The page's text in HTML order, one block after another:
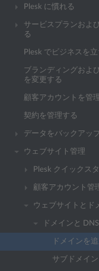
Plesk に慣れる
サービスプランおよ
る
Plesk でビジネスを
ブランディングおよ
を変更する
顧客アカウントを管
契約を管理する
データをバックアッ
ウェブサイト管理
Plesk クイックス
顧客アカウント管
ウェブサイトとド
ドメインと DNS
ドメインを
サブドメイ